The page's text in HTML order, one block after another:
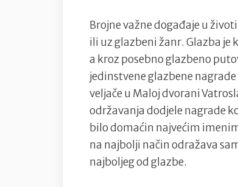
Brojne važne događaje u
ili uz glazbeni žanr. Glazba
a kroz posebno glazbeno
jedinstvene glazbene
veljače u Maloj dvorani
održavanja dodjele nagrade
bilo domaćin najvećim
na najbolji način odražava
najboljeg od glazbe.